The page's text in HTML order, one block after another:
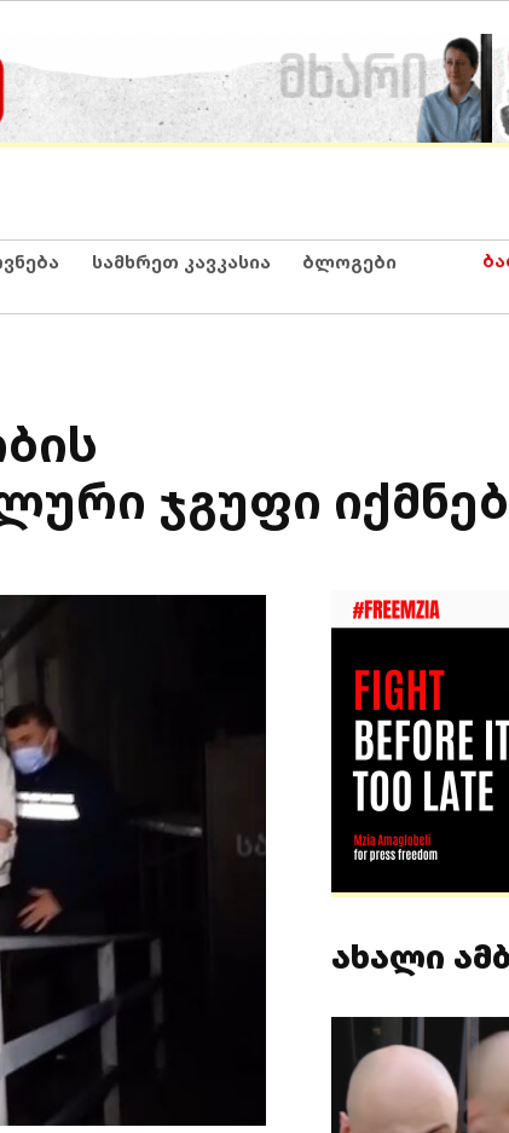
სამხრეთ კავკასია ბლოგები
ჯგუფი
ახალი